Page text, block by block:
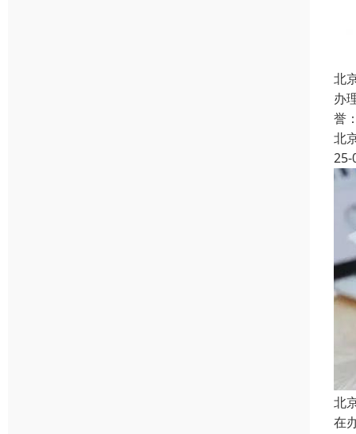
北
办
誉
北
25-
北
在